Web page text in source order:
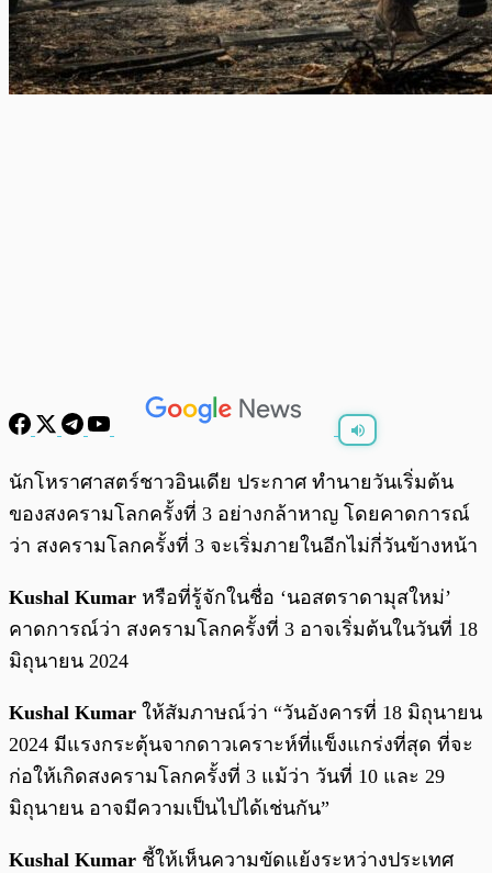
0:00 / 0:00
นักโหราศาสตร์ชาวอินเดีย ประกาศ ทำนายวันเริ่มต้น
ของสงครามโลกครั้งที่ 3 อย่างกล้าหาญ โดยคาดการณ์
ว่า สงครามโลกครั้งที่ 3 จะเริ่มภายในอีกไม่กี่วันข้างหน้า
Kushal Kumar หรือที่รู้จักในชื่อ ‘นอสตราดามุสใหม่’
คาดการณ์ว่า สงครามโลกครั้งที่ 3 อาจเริ่มต้นในวันที่ 18
มิถุนายน 2024
Kushal Kumar ให้สัมภาษณ์ว่า “วันอังคารที่ 18 มิถุนายน
2024 มีแรงกระตุ้นจากดาวเคราะห์ที่แข็งแกร่งที่สุด ที่จะ
ก่อให้เกิดสงครามโลกครั้งที่ 3 แม้ว่า วันที่ 10 และ 29
มิถุนายน อาจมีความเป็นไปได้เช่นกัน”
Kushal Kumar ชี้ให้เห็นความขัดแย้งระหว่างประเทศ